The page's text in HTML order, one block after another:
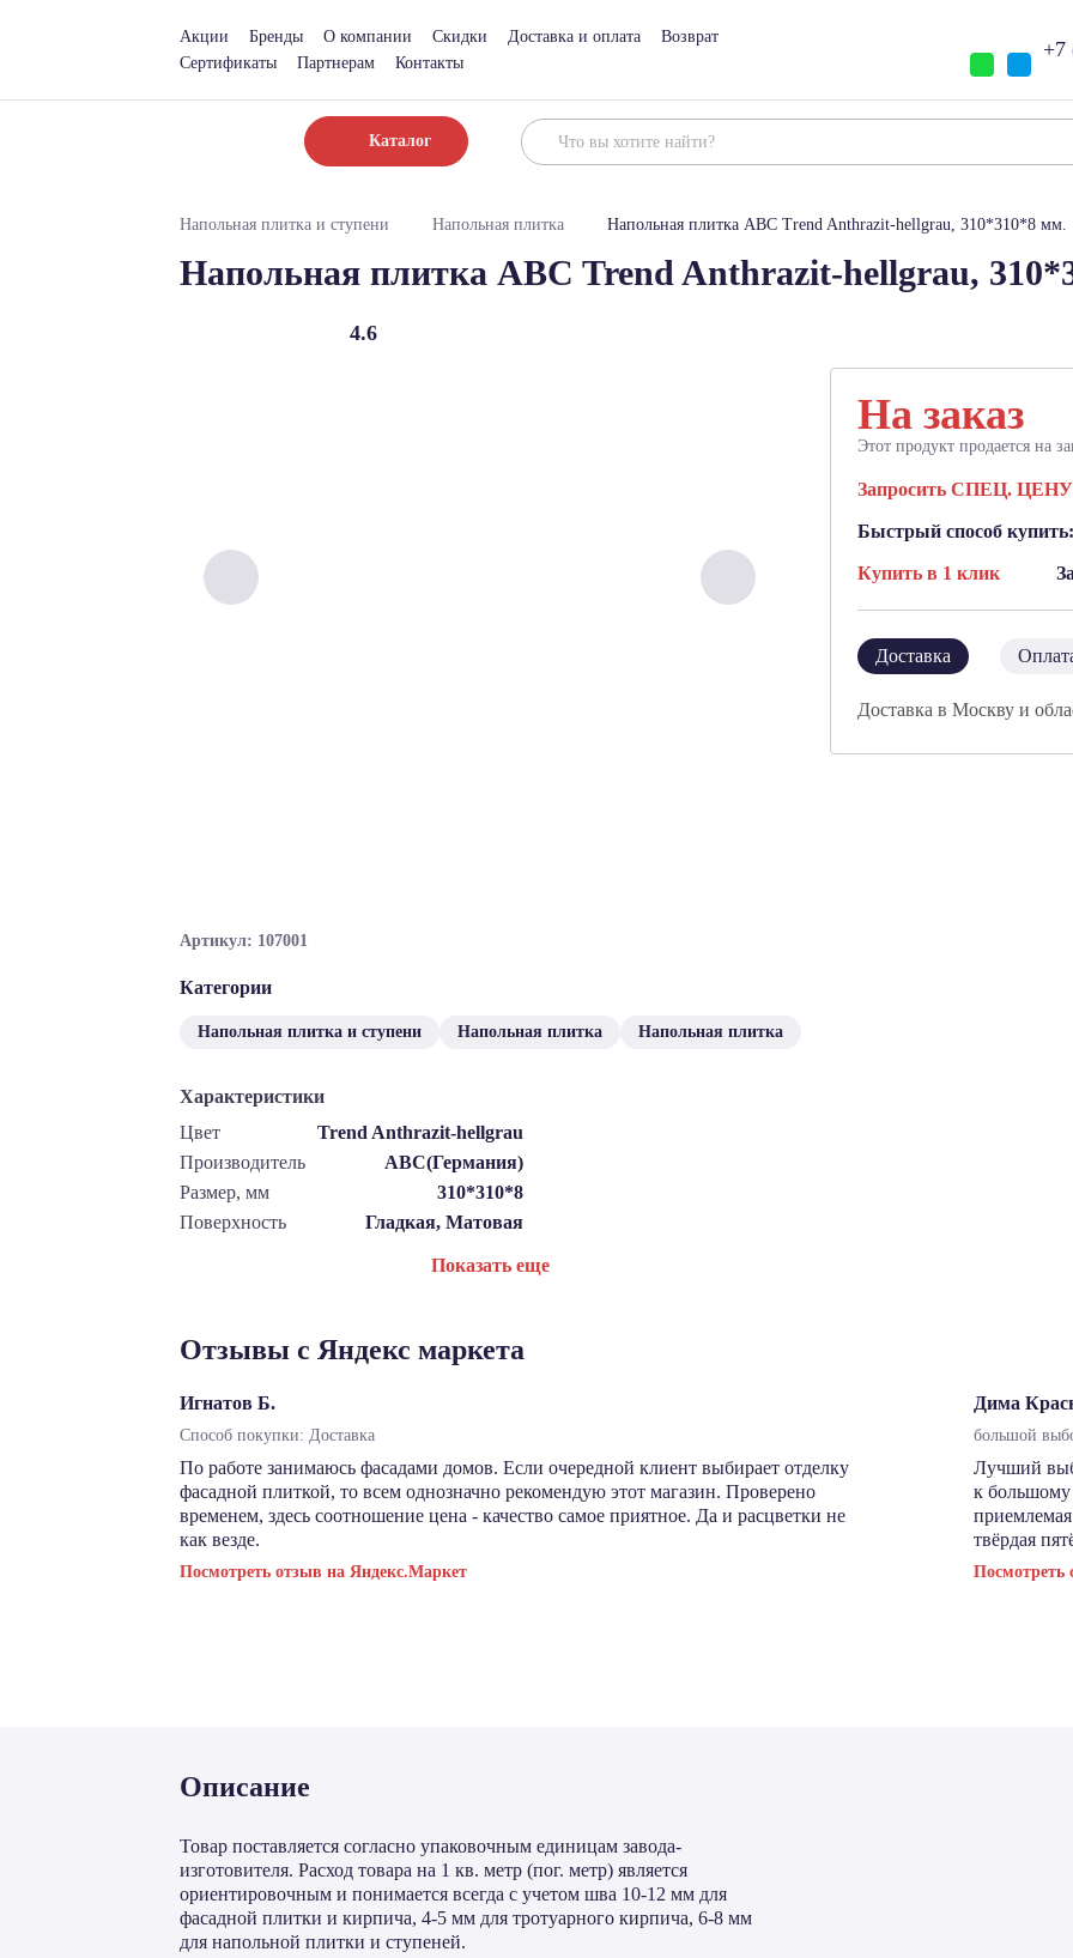
Акции Бренды О компании Скидки Доставка и оплата
Возврат
Сертификаты
Партнерам Контакты
+7
Каталог
Напольная плитка и ступени Напольная плитка Напольная плитка ABC Trend Anthrazit-hellgrau, 310*310*8 мм.
Напольная плитка ABC Trend Anthrazit-hellgrau,
4.6
Артикул: 107001
Категории
Напольная плитка и ступени Напольная плитка Напольная плитка
Характеристики
Цвет
Trend Anthrazit-hellgrau
Производитель
ABC(Германия)
Размер, мм
310*310*8
Поверхность
Гладкая, Матовая
Показать еще
На заказ
Этот продукт продается на
Запросить СПЕЦ. ЦЕНУ
Быстрый способ купить:
Купить в 1 клик
Доставка
Доставка в Москву и
Отзывы с Яндекс маркета
Игнатов Б.
Способ покупки: Доставка
По работе занимаюсь фасадами домов. Если очередной клиент выбирает отделку
фасадной плиткой, то всем однозначно рекомендую этот магазин. Проверено
временем, здесь соотношение цена - качество самое приятное. Да и расцветки не
как везде.
Посмотреть отзыв на Яндекс.Маркет
Дима
большой
Лучший
к большому
твёрдая
Посмотреть
Описание
Товар поставляется согласно упаковочным единицам завода-
изготовителя. Расход товара на 1 кв. метр (пог. метр) является
ориентировочным и понимается всегда с учетом шва 10-12 мм для
фасадной плитки и кирпича, 4-5 мм для тротуарного кирпича, 6-8 мм
для напольной плитки и ступеней.